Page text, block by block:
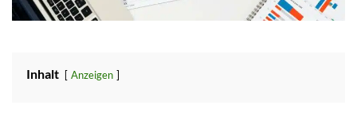
Inhalt Anzeigen